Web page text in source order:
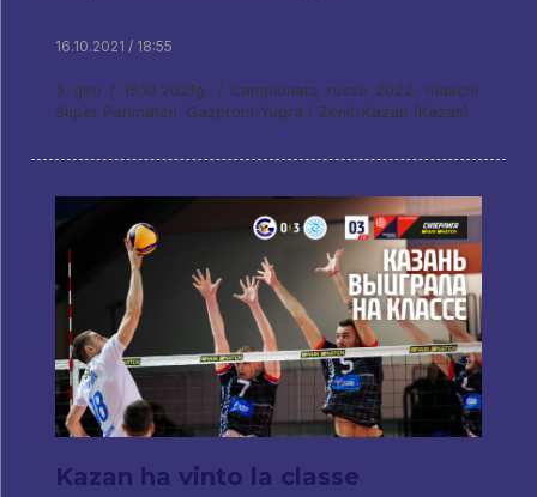
16.10.2021 / 18:55
3 giro / 15.10.2021g. / Campionato russo 2022. maschi.
Super Parimatch. Gazprom-Yugra / Zenit-Kazan (Kazan)
Kazan ha vinto la classe